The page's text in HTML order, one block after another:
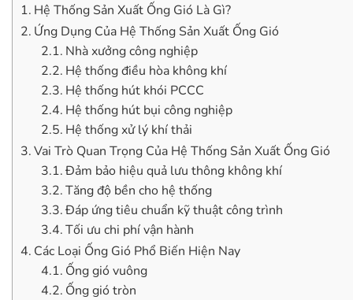
Hệ Thống Sản Xuất Ống Gió Là Gì?
Ứng Dụng Của Hệ Thống Sản Xuất Ống Gió
Nhà xưởng công nghiệp
Hệ thống điều hòa không khí
Hệ thống hút khói PCCC
Hệ thống hút bụi công nghiệp
Hệ thống xử lý khí thải
Vai Trò Quan Trọng Của Hệ Thống Sản Xuất Ống Gió
Đảm bảo hiệu quả lưu thông không khí
Tăng độ bền cho hệ thống
Đáp ứng tiêu chuẩn kỹ thuật công trình
Tối ưu chi phí vận hành
Các Loại Ống Gió Phổ Biến Hiện Nay
Ống gió vuông
Ống gió tròn